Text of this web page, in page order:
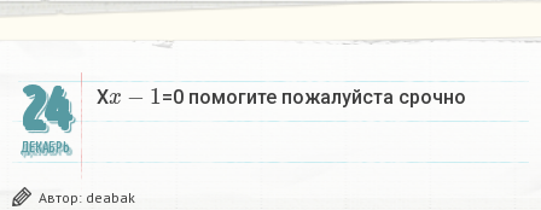
24
ДЕКАБРЬ
X
x−1
=0 помогите пожалуйста срочно
Автор: deabak